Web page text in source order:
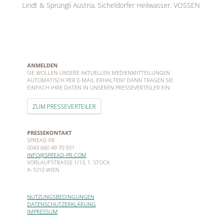
Lindt & Sprüngli Austria, Sicheldorfer Heilwasser, VOSSEN
ANMELDEN
SIE WOLLEN UNSERE AKTUELLEN MEDIENMITTEILUNGEN
AUTOMATISCH PER E-MAIL ERHALTEN? DANN TRAGEN SIE
EINFACH IHRE DATEN IN UNSEREN PRESSEVERTEILER EIN:
ZUM PRESSEVERTEILER
PRESSEKONTAKT
SPREAD PR
0043 660 49 70 931
INFO@SPREAD-PR.COM
VORLAUFSTRASSE 1/13, 1. STOCK
A-1010 WIEN
NUTZUNGSBEDINGUNGEN
DATENSCHUTZERKLÄRUNG
IMPRESSUM